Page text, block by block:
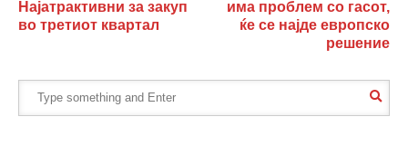
Најатрактивни за закуп
во третиот квартал
има проблем со гасот,
ќе се најде европско
решение